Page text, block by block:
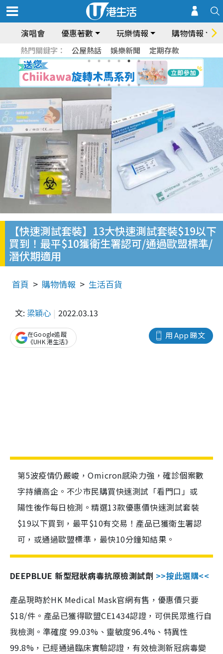
演唱會 優惠著數 玩樂情報 購物情報
熱門關鍵字： 公屋熱話 娛樂新聞 定期存款
【快速測試套裝】13大快速測試套裝$19以下
買到！最平$10獲衛生署認可/通過歐盟標準/
潛伏期適用
首頁 購物情報 生活百貨
文: 梁穎心 2022.03.13
用 App 睇文
在Google追蹤
《UHK 港生活》
第5波疫情仍嚴峻，Omicron感染力強，確診個案數
字持續高企。不少市民購買快速測試「看門口」或
陽性後作每日檢測。精選13款優惠價快速測試套裝
$19以下買到，最平$10有交易！產品已獲衛生署認
可，或通過歐盟標準，最快10分鐘知結果。
DEEPBLUE 新型冠狀病毒抗原檢測試劑 >>按此選購<<
產品現時於HK Medical Mask官網有售，優惠價只要
$18/件。產品已獲得歐盟CE1434認證，可供民眾進行自
我檢測。準確度 99.03%、靈敏度96.4%、特異性
99.8%，已經通過臨床實驗認證，有效檢測新冠病毒變